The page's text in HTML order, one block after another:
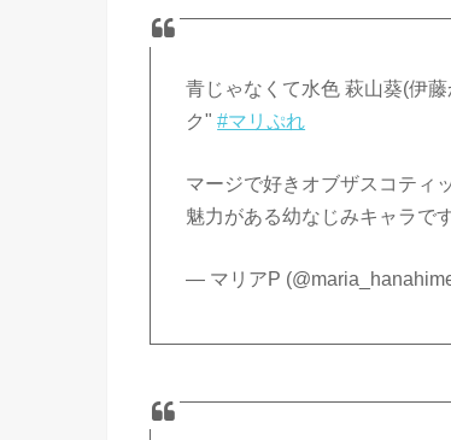
青じゃなくて水色 萩山葵(伊
ク"#マリぷれ
マージで好きオブザスコティ
魅力がある幼なじみキャラで
— マリアP